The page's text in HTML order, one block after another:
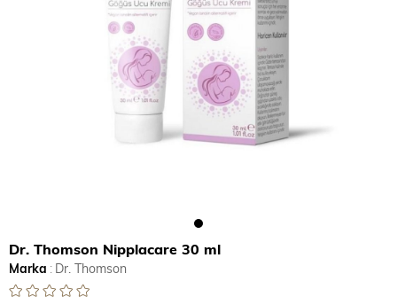
Dr. Thomson Nipplacare 30 ml
Marka : Dr. Thomson